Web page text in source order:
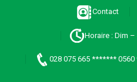
Contact
Horaire : Dim
028 075 665 ******* 0560